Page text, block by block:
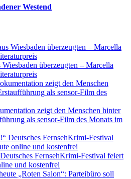
Westend
überzeugten – Marcella
zeigt den Menschen hinter
als sensor-Film des Monats im
FernsehKrimi-Festival feiert
und kostenfrei